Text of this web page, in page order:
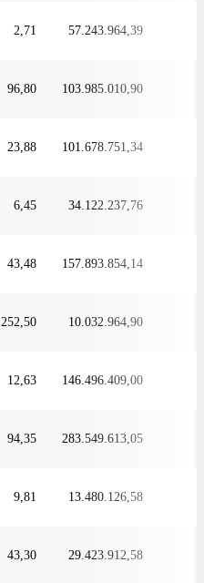
2,71 57.243.964,39
96,80 103.985.010,90
23,88 101.678.751,34
6,45 34.122.237,76
43,48 157.893.854,14
252,50 10.032.964,90
12,63 146.496.409,00
94,35 283.549.613,05
9,81 13.480.126,58
43,30 29.423.912,58